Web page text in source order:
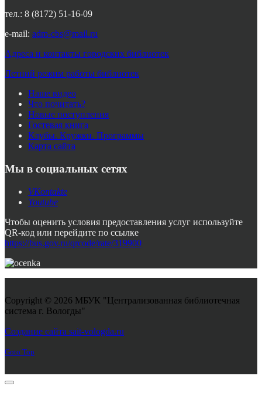
тел.: 8 (8172) 51-16-09
e-mail: adm-cbs@mail.ru
Адреса и контакты городских библиотек
Летний режим работы библиотек
Наше видео
Что почитать?
Новые поступления
Гостевая книга
Клубы. Кружки. Программы
Карта сайта
Мы в социальных сетях
VKontakte
Youtube
Чтобы оценить условия предоставления услуг используйте
QR-код или перейдите по ссылке
https://bus.gov.ru/qrcode/rate/319900
Copyright © 2026 МБУК "Централизованная библиотечная
система г. Вологды"
Создание сайта sait-vologda.ru
Goto Top